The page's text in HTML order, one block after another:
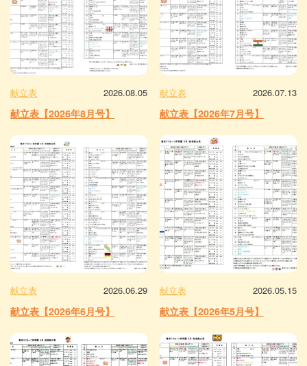
献立表 2026.08.05
献立表【2026年8月号】
献立表 2026.07.13
献立表【2026年7月号】
献立表 2026.06.29
献立表【2026年6月号】
献立表 2026.05.15
献立表【2026年5月号】